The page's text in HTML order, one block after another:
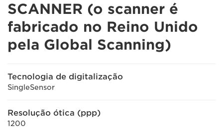
SCANNER (o scanner é
fabricado no Reino Unido
pela Global Scanning)
Tecnologia de digitalização
SingleSensor
Resolução ótica (ppp)
1200